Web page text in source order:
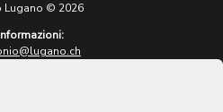
Lugano © 2026